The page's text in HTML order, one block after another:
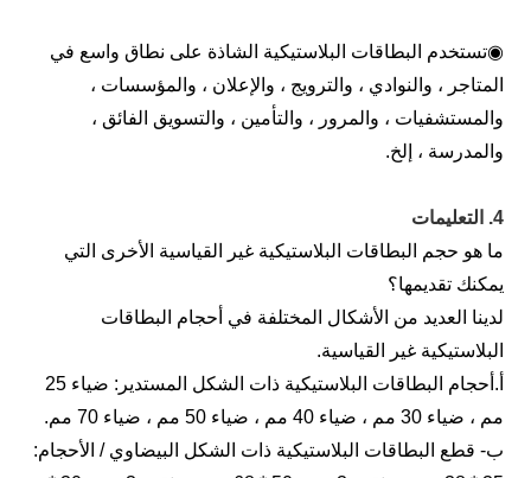
تستخدم البطاقات البلاستيكية الشاذة على نطاق واسع في
، والنوادي ، والترويج ، والإعلان ، والمؤسسات ،
، والمرور ، والتأمين ، والتسويق الفائق ،
، إلخ.
هو حجم البطاقات البلاستيكية غير القياسية الأخرى التي
تقديمها؟
العديد من الأشكال المختلفة في أحجام البطاقات
غير القياسية.
أ.أحجام البطاقات البلاستيكية ذات الشكل المستدير: ضياء 25
ضياء 30 مم ، ضياء 40 مم ، ضياء 50 مم ، ضياء 70 مم.
قطع البطاقات البلاستيكية ذات الشكل البيضاوي / الأحجام: